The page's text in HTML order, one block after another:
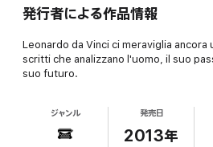
発行者による作品情報
Leonardo da Vinci ci meraviglia ancora
scritti che analizzano l'uomo, il suo
suo futuro.
ジャンル 発売日
2013年